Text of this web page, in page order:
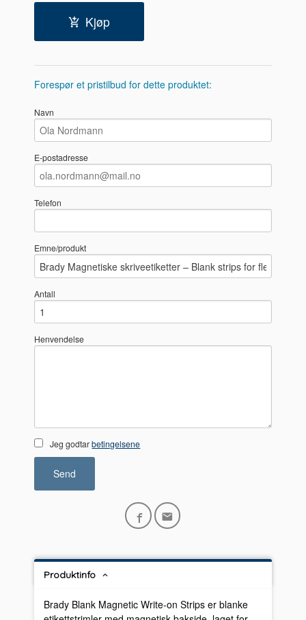
Kjøp
Forespør et pristilbud for dette produktet:
Navn
E-postadresse
Telefon
Emne/produkt
Antall
Henvendelse
Jeg godtarbetingelsene
Send
Produktinfo
Brady Blank Magnetic Write-on Strips er blanke